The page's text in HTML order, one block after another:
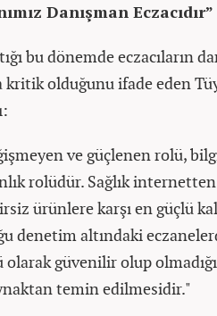
Danışman Eczacıdır”
bu dönemde eczacıların
olduğunu ifade eden
ve güçlenen rolü,
rolüdür. Sağlık
ürünlere karşı en güçlü
denetim altındaki
olarak güvenilir olup
temin edilmesidir."